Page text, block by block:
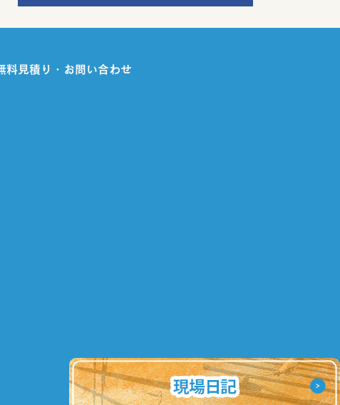
料見積り・お問い合わせ